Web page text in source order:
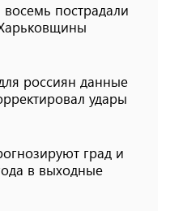
пострадали
россиян данные
удары
град и
в выходные